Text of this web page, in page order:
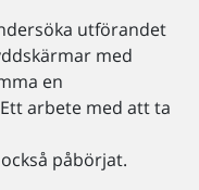
utförandet
med
en
arbete med att ta
påbörjat.